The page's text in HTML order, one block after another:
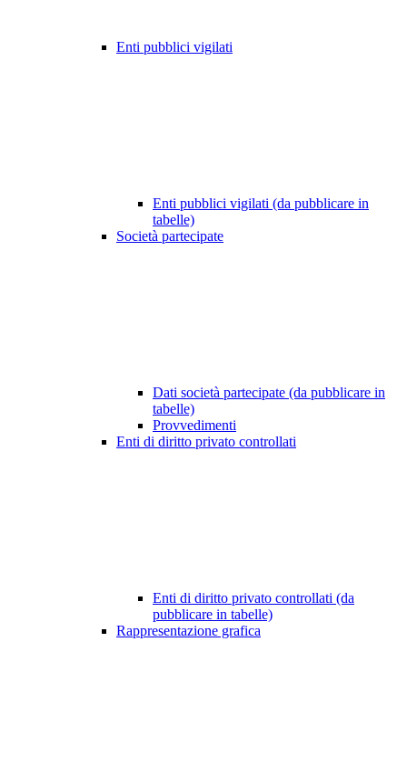
Enti pubblici vigilati
Enti pubblici vigilati (da pubblicare in
tabelle)
Società partecipate
Dati società partecipate (da pubblicare in
tabelle)
Provvedimenti
Enti di diritto privato controllati
Enti di diritto privato controllati (da
pubblicare in tabelle)
Rappresentazione grafica